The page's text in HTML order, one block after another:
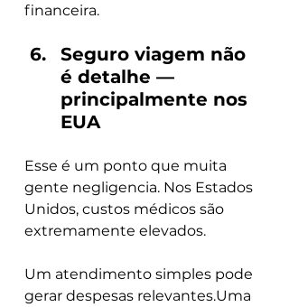
financeira.
Seguro viagem não
é detalhe —
principalmente nos
EUA
Esse é um ponto que muita
gente negligencia. Nos Estados
Unidos, custos médicos são
extremamente elevados.
Um atendimento simples pode
gerar despesas relevantes.Uma